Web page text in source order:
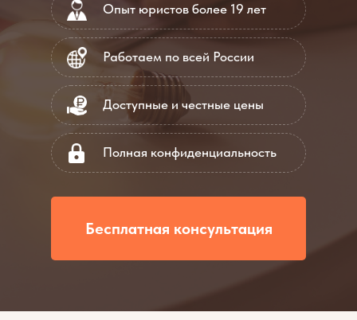
Опыт юристов более 19 лет
Работаем по всей России
Доступные и честные цены
Бесплатная консультация
Полная конфиденциальность